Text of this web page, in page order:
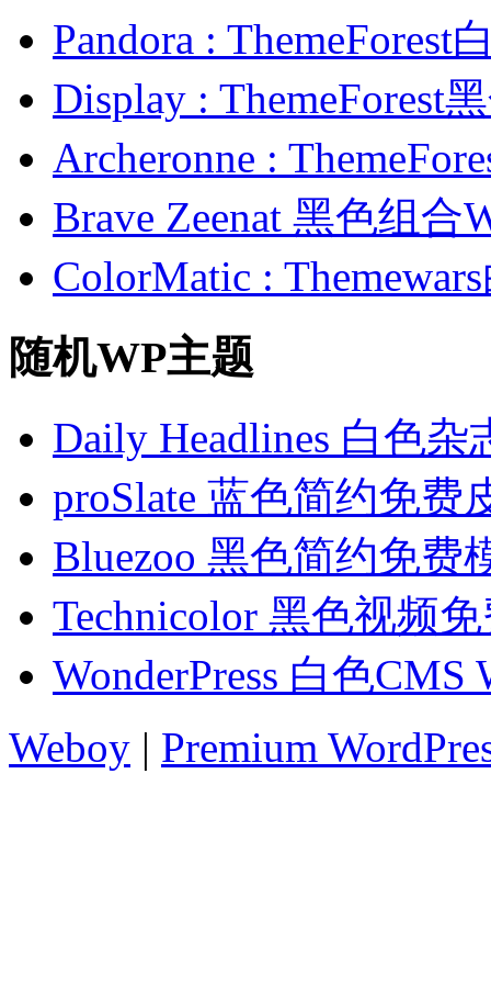
Pandora : ThemeForest
Display : ThemeForest
Archeronne :
Brave Zeenat 黑色组合
ColorMatic :
随机WP主题
Daily Headlines 白色杂
proSlate 蓝色简约免费
Bluezoo 黑色简约免费
Technicolor 黑色视频
WonderPress 白色CMS
Weboy | Premium